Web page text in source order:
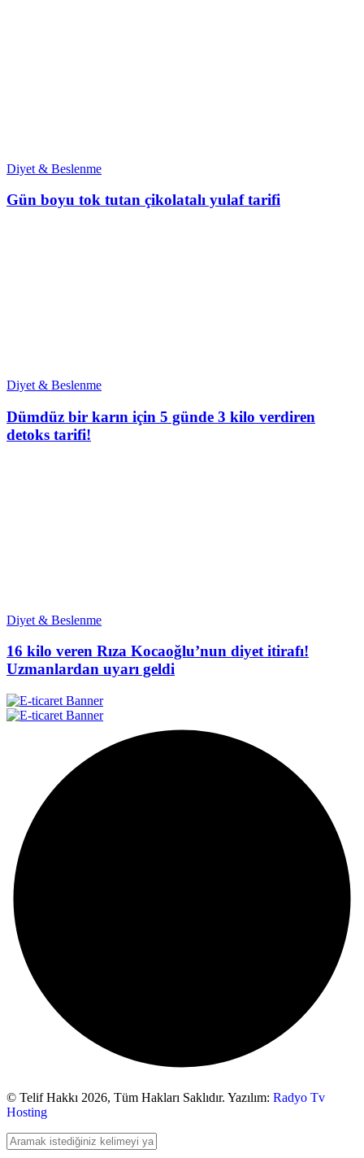
Diyet & Beslenme
Gün boyu tok tutan çikolatalı yulaf tarifi
Diyet & Beslenme
Dümdüz bir karın için 5 günde 3 kilo verdiren
detoks tarifi!
Diyet & Beslenme
16 kilo veren Rıza Kocaoğlu’nun diyet itirafı!
Uzmanlardan uyarı geldi
© Telif Hakkı 2026, Tüm Hakları Saklıdır. Yazılım: Radyo Tv
Hosting